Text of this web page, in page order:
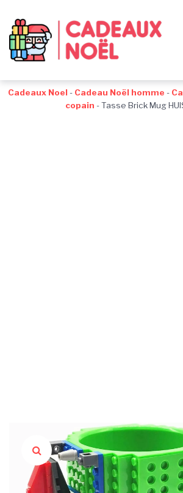
navigation
au
contenu
au
pied
de
Cadeaux Noel - Cadeau Noël homme -
copain -Tasse Brick Mug